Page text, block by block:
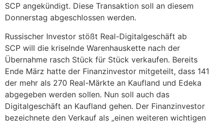
SCP angekündigt. Diese Transaktion soll an diesem
Donnerstag abgeschlossen werden.
Russischer Investor stößt Real-Digitalgeschäft ab
SCP will die kriselnde Warenhauskette nach der
Übernahme rasch Stück für Stück verkaufen. Bereits
Ende März hatte der Finanzinvestor mitgeteilt, dass 141
der mehr als 270 Real-Märkte an Kaufland und Edeka
abgegeben werden sollen. Nun soll auch das
Digitalgeschäft an Kaufland gehen. Der Finanzinvestor
bezeichnete den Verkauf als „einen weiteren wichtigen